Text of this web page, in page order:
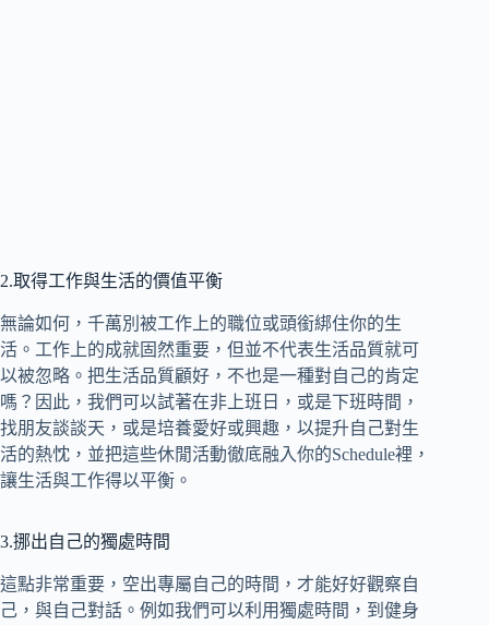
2.取得工作與生活的價值平衡
無論如何，千萬別被工作上的職位或頭銜綁住你的生
活。工作上的成就固然重要，但並不代表生活品質就可
以被忽略。把生活品質顧好，不也是一種對自己的肯定
嗎？因此，我們可以試著在非上班日，或是下班時間，
找朋友談談天，或是培養愛好或興趣，以提升自己對生
活的熱忱，並把這些休閒活動徹底融入你的Schedule裡，
讓生活與工作得以平衡。
3.挪出自己的獨處時間
這點非常重要，空出專屬自己的時間，才能好好觀察自
己，與自己對話。例如我們可以利用獨處時間，到健身